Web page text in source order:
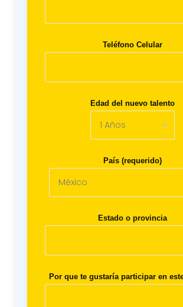
Teléfono Celular
Edad del nuevo talento
País (requerido)
Estado o provincia
Por que te gustaría participar en